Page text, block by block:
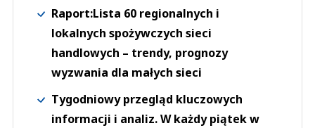
Raport:Lista 60 regionalnych i
lokalnych spożywczych sieci
handlowych – trendy, prognozy
wyzwania dla małych sieci
Tygodniowy przegląd kluczowych
informacji i analiz. W każdy piątek w